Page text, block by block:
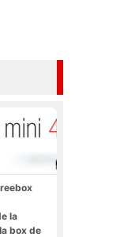
la
box de